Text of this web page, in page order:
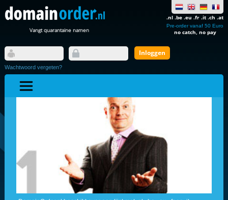
Vangt quarantaine namen
.nl .be .eu .fr .it .ch .at
Pre-order vanaf 50 Euro
no catch, no pay
Wachtwoord vergeten?